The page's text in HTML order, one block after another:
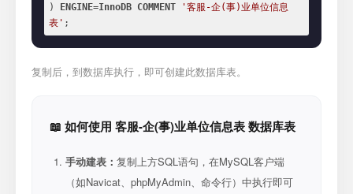
)
ENGINE=InnoDB COMMENT
'客服-企(事)业单位信息
表' ;
复制后，到数据库执行，即可创建此数据库表。
📖 如何使用 客服-企(事)业单位信息表 数据库表
手动建表： 复制上方SQL语句，在MySQL客户端
（如Navicat、phpMyAdmin、命令行）中执行即可